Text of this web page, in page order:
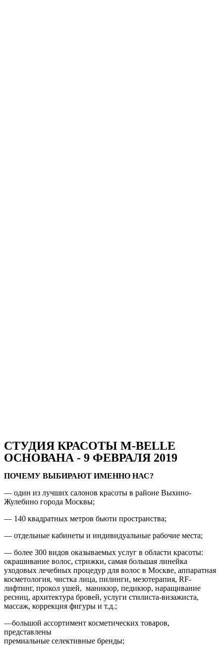
СТУДИЯ КРАСОТЫ M-BELLE
ОСНОВАНА - 9 ФЕВРАЛЯ 2019
ПОЧЕМУ ВЫБИРАЮТ ИМЕННО НАС?
— один из лучших салонов красоты в районе Выхино-
Жулебино города Москвы;
— 140 квадратных метров бьюти пространства;
— отдельные кабинеты и индивидуальные рабочие места;
— более 300 видов оказываемых услуг в области красоты:
окрашивание волос, стрижки, самая большая линейка
уходовых лечебных процедур для волос в Москве, аппаратная
косметология, чистка лица, пилинги, мезотерапия, RF-
лифтинг, прокол ушей, маникюр, педикюр, наращивание
ресниц, архитектура бровей, услуги стилиста-визажиста,
массаж, коррекция фигуры и т.д.;
—большой ассортимент косметических товаров,
представлены
премиальные селективные бренды;